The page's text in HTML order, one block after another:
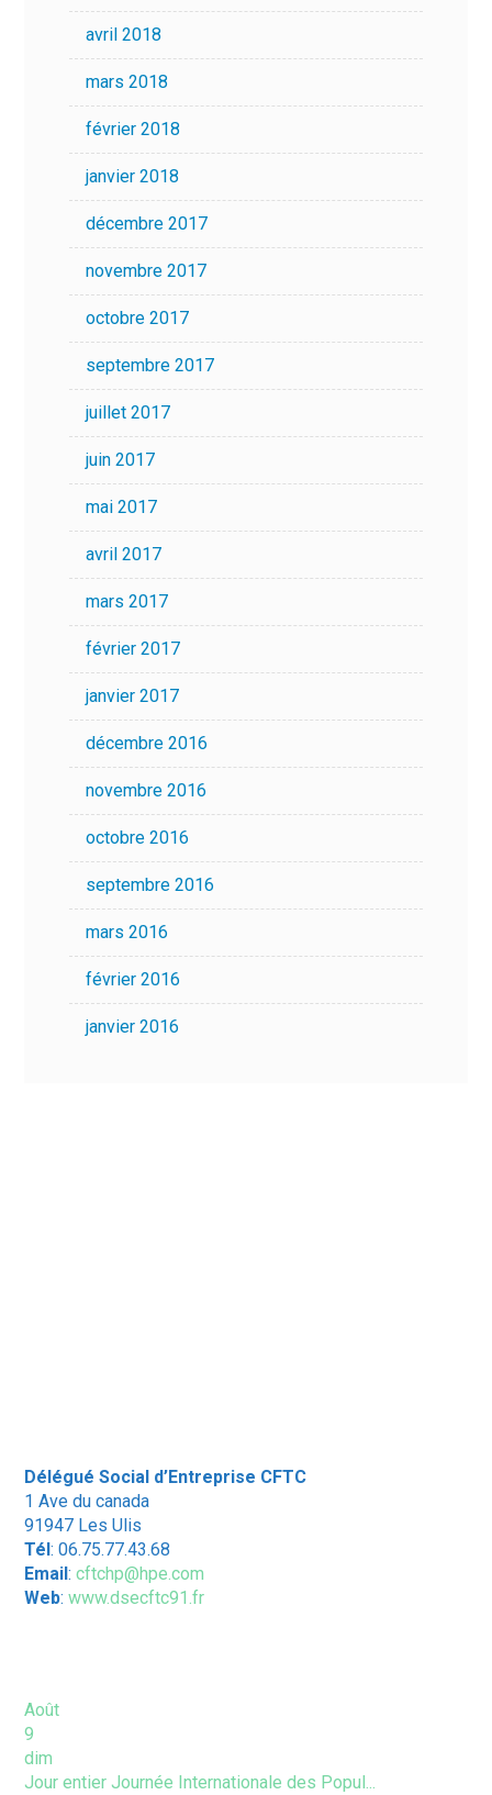
avril 2018
mars 2018
février 2018
janvier 2018
décembre 2017
novembre 2017
octobre 2017
septembre 2017
juillet 2017
juin 2017
mai 2017
avril 2017
mars 2017
février 2017
janvier 2017
décembre 2016
novembre 2016
octobre 2016
septembre 2016
mars 2016
février 2016
janvier 2016
Délégué Social d’Entreprise CFTC
1 Ave du canada
91947 Les Ulis
Tél: 06.75.77.43.68
Email:cftchp@hpe.com
Web:www.dsecftc91.fr
Août
9
dim
Jour entierJournée Internationale des Popul...